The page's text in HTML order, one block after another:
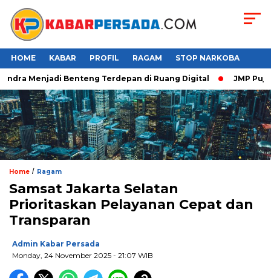
HOME KABAR PROFIL RAGAM STOP NARKOBA
Menjadi Benteng Terdepan di Ruang Digital JMP Puji
Home / Ragam
Samsat Jakarta Selatan
Prioritaskan Pelayanan Cepat dan
Transparan
Admin Kabar Persada
Monday, 24 November 2025 - 21:07 WIB